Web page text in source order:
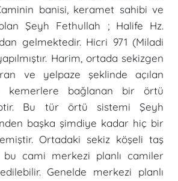
banisi, keramet sahibi ve
Şeyh Fethullah ; Halife Hz.
gelmektedir. Hicri 971 (Miladi
Harim, ortada sekizgen
ve yelpaze şeklinde açılan
kemerlere bağlanan bir örtü
Bu tür örtü sistemi Şeyh
başka şimdiye kadar hiç bir
Ortadaki sekiz köşeli taş
cami merkezi planlı camiler
Genelde merkezi planlı